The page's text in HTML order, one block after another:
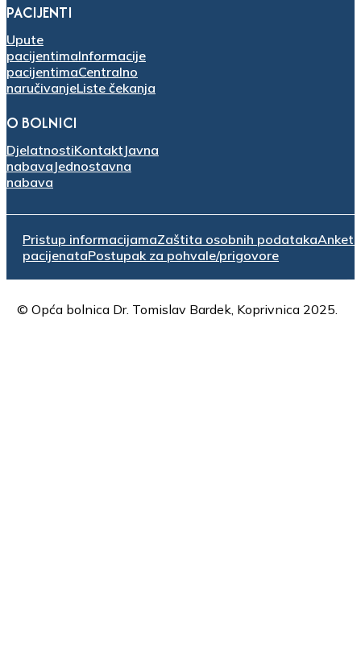
PACIJENTI
Upute
pacijentimaInformacije
pacijentimaCentralno
naručivanjeListe čekanja
O BOLNICI
DjelatnostiKontakt Javna
nabava Jednostavna
nabava
Pristup informacijamaZaštita osobnih podatakaAnketa
pacijenataPostupak za pohvale/prigovore
© Opća bolnica Dr. Tomislav Bardek, Koprivnica 2025.